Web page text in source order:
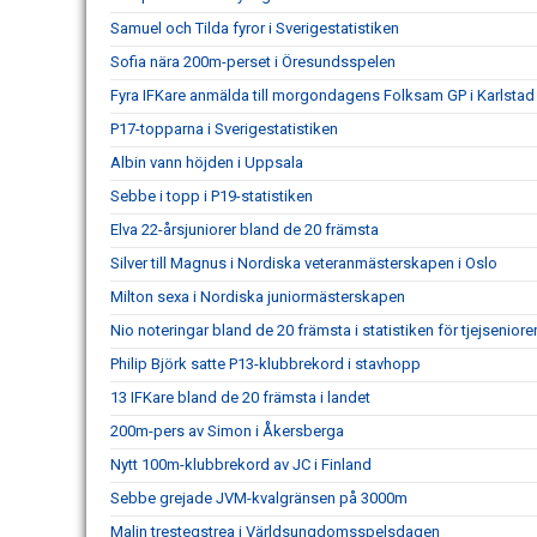
Samuel och Tilda fyror i Sverigestatistiken
Sofia nära 200m-perset i Öresundsspelen
Fyra IFKare anmälda till morgondagens Folksam GP i Karlstad
P17-topparna i Sverigestatistiken
Albin vann höjden i Uppsala
Sebbe i topp i P19-statistiken
Elva 22-årsjuniorer bland de 20 främsta
Silver till Magnus i Nordiska veteranmästerskapen i Oslo
Milton sexa i Nordiska juniormästerskapen
Nio noteringar bland de 20 främsta i statistiken för
Philip Björk satte P13-klubbrekord i stavhopp
13 IFKare bland de 20 främsta i landet
200m-pers av Simon i Åkersberga
Nytt 100m-klubbrekord av JC i Finland
Sebbe grejade JVM-kvalgränsen på 3000m
Malin trestegstrea i Världsungdomsspelsdagen